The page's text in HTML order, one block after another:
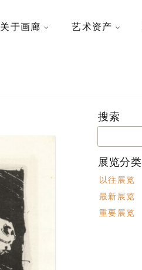
关于画廊 艺术资产
搜索
索：
展览分类
以往展览
最新展览
重要展览